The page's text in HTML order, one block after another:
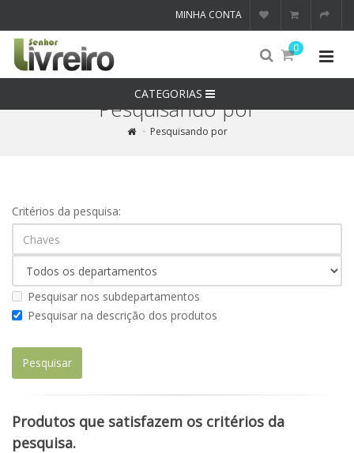
MINHA CONTA
0
CATEGORIAS
Pesquisando por
Pesquisando por
Critérios da pesquisa:
Pesquisar nos subdepartamentos
Pesquisar na descrição dos produtos
Produtos que satisfazem os critérios da
pesquisa.